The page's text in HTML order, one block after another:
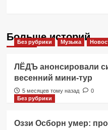
Больше историй
Без рубрики Музыка
ЛЁДЪ анонсировали
весенний мини-тур
5 месяцев тому назад
0
Без рубрики
Оззи Осборн умер: